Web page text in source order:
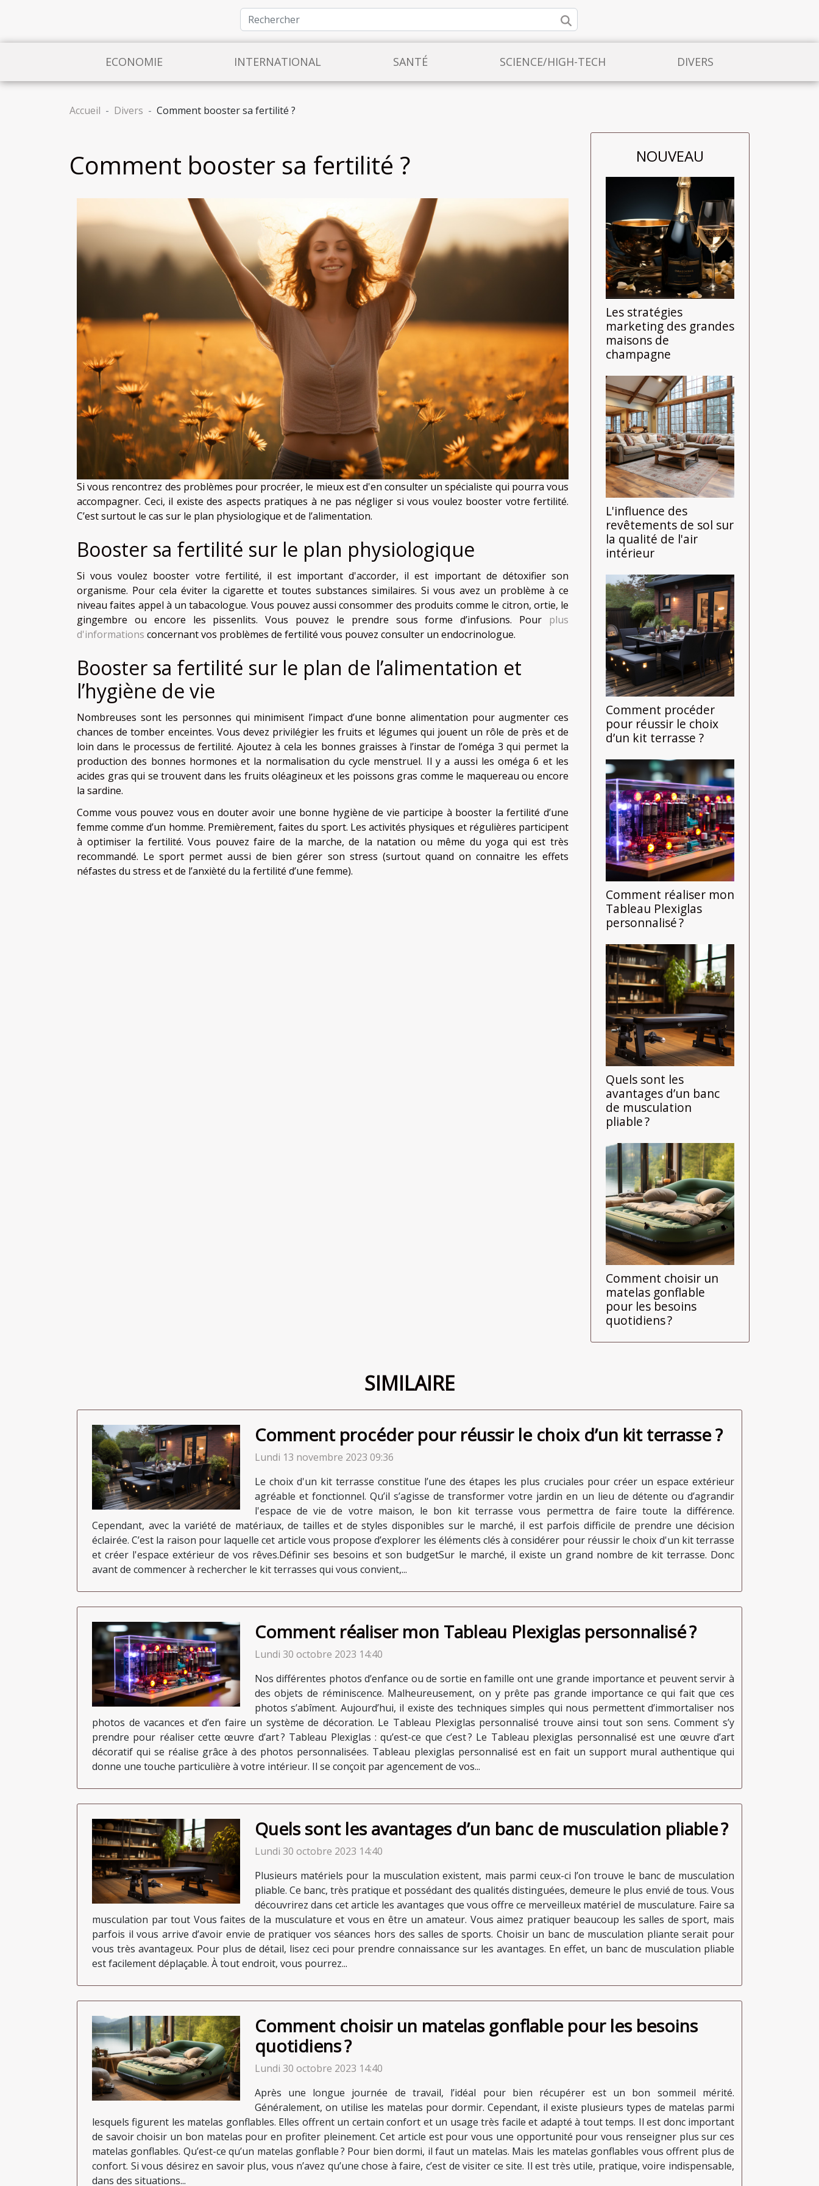
ECONOMIE INTERNATIONAL SANTÉ SCIENCE/HIGH-TECH DIVERS
Accueil Divers Comment booster sa fertilité ?
Comment booster sa fertilité ?
Si vous rencontrez des problèmes pour procréer, le mieux est d'en consulter un spécialiste qui pourra vous
accompagner. Ceci, il existe des aspects pratiques à ne pas négliger si vous voulez booster votre fertilité.
C’est surtout le cas sur le plan physiologique et de l’alimentation.
Booster sa fertilité sur le plan physiologique
Si vous voulez booster votre fertilité, il est important d'accorder, il est important de détoxifier son
organisme. Pour cela éviter la cigarette et toutes substances similaires. Si vous avez un problème à ce
niveau faites appel à un tabacologue. Vous pouvez aussi consommer des produits comme le citron, ortie, le
gingembre ou encore les pissenlits. Vous pouvez le prendre sous forme d’infusions. Pour plus
d'informations concernant vos problèmes de fertilité vous pouvez consulter un endocrinologue.
Booster sa fertilité sur le plan de l’alimentation et
l’hygiène de vie
Nombreuses sont les personnes qui minimisent l’impact d’une bonne alimentation pour augmenter ces
chances de tomber enceintes. Vous devez privilégier les fruits et légumes qui jouent un rôle de près et de
loin dans le processus de fertilité. Ajoutez à cela les bonnes graisses à l’instar de l’oméga 3 qui permet la
production des bonnes hormones et la normalisation du cycle menstruel. Il y a aussi les oméga 6 et les
acides gras qui se trouvent dans les fruits oléagineux et les poissons gras comme le maquereau ou encore
la sardine.
Comme vous pouvez vous en douter avoir une bonne hygiène de vie participe à booster la fertilité d’une
femme comme d’un homme. Premièrement, faites du sport. Les activités physiques et régulières participent
à optimiser la fertilité. Vous pouvez faire de la marche, de la natation ou même du yoga qui est très
recommandé. Le sport permet aussi de bien gérer son stress (surtout quand on connaitre les effets
néfastes du stress et de l’anxièté du la fertilité d’une femme).
NOUVEAU
Les stratégies
marketing des grandes
maisons de
champagne
L'influence des
revêtements de sol sur
la qualité de l'air
intérieur
Comment procéder
pour réussir le choix
d’un kit terrasse ?
Comment réaliser mon
Tableau Plexiglas
personnalisé ?
Quels sont les
avantages d’un banc
de musculation
pliable ?
Comment choisir un
matelas gonflable
pour les besoins
quotidiens ?
SIMILAIRE
Comment procéder pour réussir le choix d’un kit terrasse ?
Lundi 13 novembre 2023 09:36
Le choix d'un kit terrasse constitue l’une des étapes les plus cruciales pour créer un espace extérieur
agréable et fonctionnel. Qu’il s’agisse de transformer votre jardin en un lieu de détente ou d’agrandir
l'espace de vie de votre maison, le bon kit terrasse vous permettra de faire toute la différence.
Cependant, avec la variété de matériaux, de tailles et de styles disponibles sur le marché, il est parfois difficile de prendre une décision
éclairée. C’est la raison pour laquelle cet article vous propose d’explorer les éléments clés à considérer pour réussir le choix d'un kit terrasse
et créer l'espace extérieur de vos rêves.Définir ses besoins et son budgetSur le marché, il existe un grand nombre de kit terrasse. Donc
avant de commencer à rechercher le kit terrasses qui vous convient,...
Comment réaliser mon Tableau Plexiglas personnalisé ?
Lundi 30 octobre 2023 14:40
Nos différentes photos d’enfance ou de sortie en famille ont une grande importance et peuvent servir à
des objets de réminiscence. Malheureusement, on y prête pas grande importance ce qui fait que ces
photos s’abîment. Aujourd’hui, il existe des techniques simples qui nous permettent d’immortaliser nos
photos de vacances et d’en faire un système de décoration. Le Tableau Plexiglas personnalisé trouve ainsi tout son sens. Comment s’y
prendre pour réaliser cette œuvre d’art ? Tableau Plexiglas : qu’est-ce que c’est ? Le Tableau plexiglas personnalisé est une œuvre d’art
décoratif qui se réalise grâce à des photos personnalisées. Tableau plexiglas personnalisé est en fait un support mural authentique qui
donne une touche particulière à votre intérieur. Il se conçoit par agencement de vos...
Quels sont les avantages d’un banc de musculation pliable ?
Lundi 30 octobre 2023 14:40
Plusieurs matériels pour la musculation existent, mais parmi ceux-ci l’on trouve le banc de musculation
pliable. Ce banc, très pratique et possédant des qualités distinguées, demeure le plus envié de tous. Vous
découvrirez dans cet article les avantages que vous offre ce merveilleux matériel de musculature. Faire sa
musculation par tout Vous faites de la musculature et vous en être un amateur. Vous aimez pratiquer beaucoup les salles de sport, mais
parfois il vous arrive d’avoir envie de pratiquer vos séances hors des salles de sports. Choisir un banc de musculation pliante serait pour
vous très avantageux. Pour plus de détail, lisez ceci pour prendre connaissance sur les avantages. En effet, un banc de musculation pliable
est facilement déplaçable. À tout endroit, vous pourrez...
Comment choisir un matelas gonflable pour les besoins
quotidiens ?
Lundi 30 octobre 2023 14:40
Après une longue journée de travail, l’idéal pour bien récupérer est un bon sommeil mérité.
Généralement, on utilise les matelas pour dormir. Cependant, il existe plusieurs types de matelas parmi
lesquels figurent les matelas gonflables. Elles offrent un certain confort et un usage très facile et adapté à tout temps. Il est donc important
de savoir choisir un bon matelas pour en profiter pleinement. Cet article est pour vous une opportunité pour vous renseigner plus sur ces
matelas gonflables. Qu’est-ce qu’un matelas gonflable ? Pour bien dormi, il faut un matelas. Mais les matelas gonflables vous offrent plus de
confort. Si vous désirez en savoir plus, vous n’avez qu’une chose à faire, c’est de visiter ce site. Il est très utile, pratique, voire indispensable,
dans des situations...